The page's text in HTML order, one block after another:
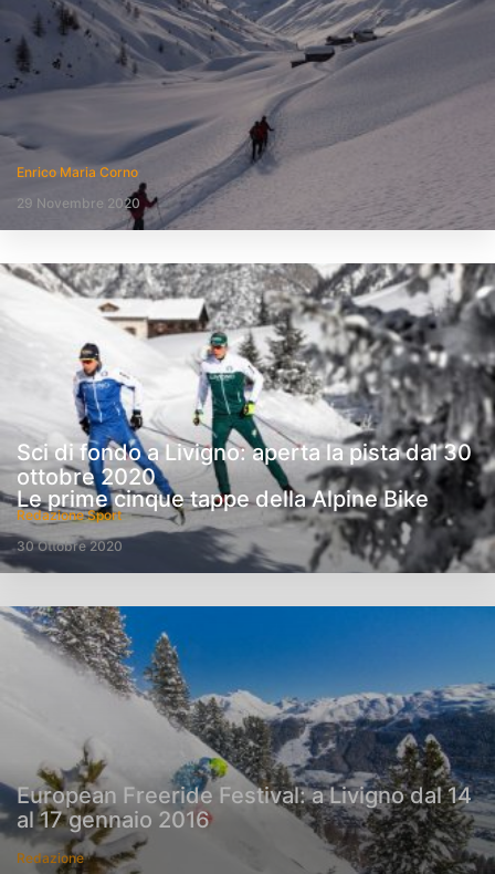
Enrico Maria Corno
29 Novembre 2020
Sci di fondo a Livigno: aperta la pista dal 30
ottobre 2020
Redazione Sport
30 Ottobre 2020
European Freeride Festival: a Livigno dal 14
al 17 gennaio 2016
Redazione
Le prime cinque tappe della Alpine Bike